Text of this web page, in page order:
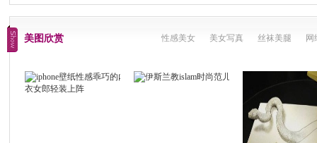
美图欣赏 性感美女 美女写真 丝袜美腿 网